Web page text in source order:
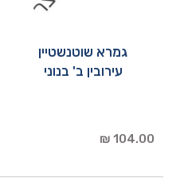
גמרא שוטנשטיין
עירובין ב' בנוני
104.00 ₪